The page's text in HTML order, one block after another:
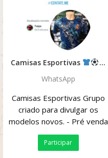
Camisas Esportivas
WhatsApp
Camisas Esportivas Grupo
criado para divulgar os
modelos novos. - Pré venda
e Pronta entrega. - Somos
de...
Participar